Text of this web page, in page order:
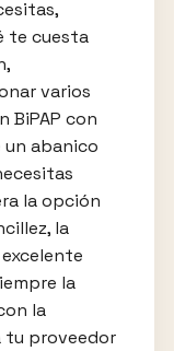
te cuesta
varios
BiPAP con
abanico
la opción
la
la
la
tu proveedor